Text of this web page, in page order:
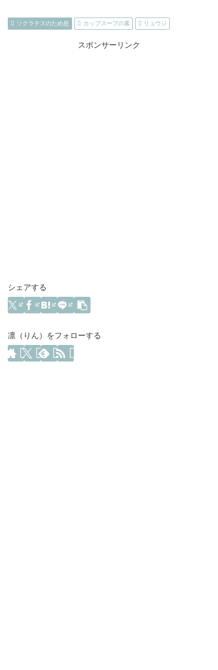
ソクラテスのため息 カップスープの素 リュウジ
スポンサーリンク
シェアする
凛（りん）をフォローする